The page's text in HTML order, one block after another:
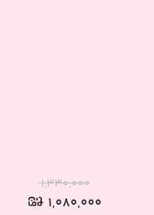
۱,۳۳۰,۰۰۰
۱,۰۸۰,۰۰۰